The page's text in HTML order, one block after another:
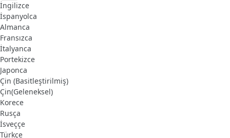
İngilizce
İspanyolca
Almanca
Fransızca
İtalyanca
Portekizce
Japonca
Çin (Basitleştirilmiş)
Çin(Geleneksel)
Korece
Rusça
İsveççe
Türkçe